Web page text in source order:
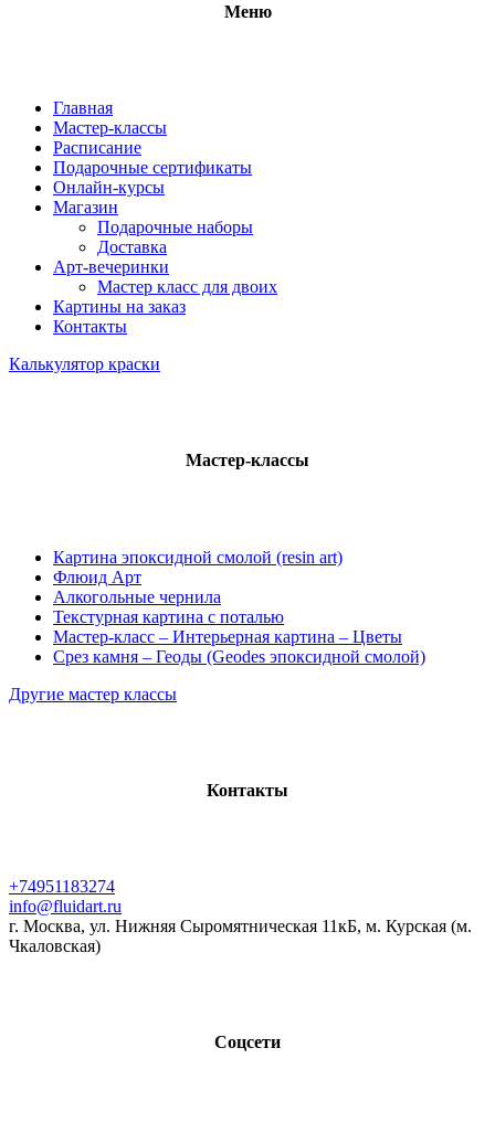
Меню
Главная
Мастер-классы
Расписание
Подарочные сертификаты
Онлайн-курсы
Магазин
Подарочные наборы
Доставка
Арт-вечеринки
Мастер класс для двоих
Картины на заказ
Контакты
Калькулятор краски
Мастер-классы
Картина эпоксидной смолой (resin art)
Флюид Арт
Алкогольные чернила
Текстурная картина с поталью
Мастер-класс – Интерьерная картина – Цветы
Срез камня – Геоды (Geodes эпоксидной смолой)
Другие мастер классы
Контакты
+74951183274
info@fluidart.ru
г. Москва, ул. Нижняя Сыромятническая 11кБ, м. Курская (м.
Чкаловская)
Соцсети